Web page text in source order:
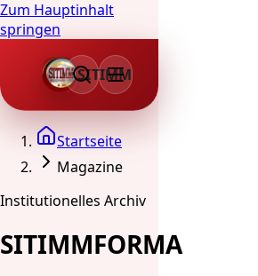
Zum Hauptinhalt
springen
SITIMM
Startseite
Magazine
Institutionelles Archiv
SITIMMFORMA